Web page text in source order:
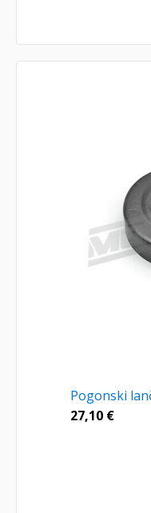
Pogonski
27,10 €